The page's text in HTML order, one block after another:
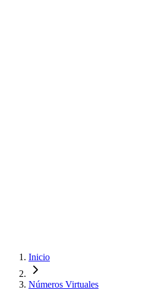
Inicio
Números Virtuales